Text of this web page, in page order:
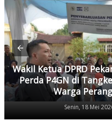
Wakil Ketua DPRD
Perda P4GN di
Warga
Senin, 18 Mei